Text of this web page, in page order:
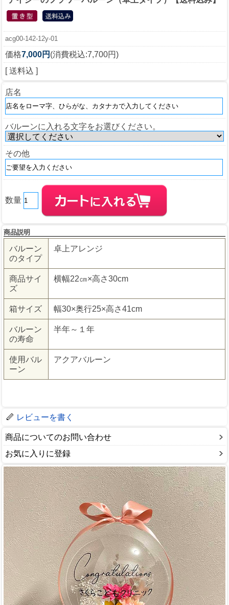
acg00-142-12y-01
価格7,000円 (消費税込:7,700円)
[ 送料込 ]
店名
バルーンに入れる文字をお選びください。
その他
数量
商品説明
バルーン
のタイプ
卓上アレンジ
商品サイ
ズ
横幅22㎝×高さ30cm
箱サイズ 幅30×奥行25×高さ41cm
バルーン
の寿命
半年～１年
使用バル
ーン
アクアバルーン
レビューを書く
商品についてのお問い合わせ
お気に入りに登録